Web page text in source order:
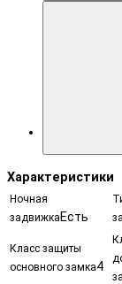
Характеристики
Ночная
задвижка Есть
Класс защиты
основного замка4